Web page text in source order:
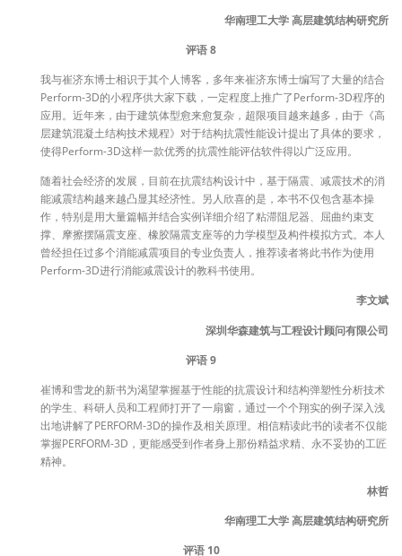
华南理工大学 高层建筑结构研究所
评语 8
我与崔济东博士相识于其个人博客，多年来崔济东博士编写了大量的结合
Perform-3D的小程序供大家下载，一定程度上推广了Perform-3D程序的
应用。近年来，由于建筑体型愈来愈复杂，超限项目越来越多，由于《高
层建筑混凝土结构技术规程》对于结构抗震性能设计提出了具体的要求，
使得Perform-3D这样一款优秀的抗震性能评估软件得以广泛应用。
随着社会经济的发展，目前在抗震结构设计中，基于隔震、减震技术的消
能减震结构越来越凸显其经济性。另人欣喜的是，本书不仅包含基本操
作，特别是用大量篇幅并结合实例详细介绍了粘滞阻尼器、屈曲约束支
撑、摩擦摆隔震支座、橡胶隔震支座等的力学模型及构件模拟方式。本人
曾经担任过多个消能减震项目的专业负责人，推荐读者将此书作为使用
Perform-3D进行消能减震设计的教科书使用。
李文斌
深圳华森建筑与工程设计顾问有限公司
评语 9
崔博和雪龙的新书为渴望掌握基于性能的抗震设计和结构弹塑性分析技术
的学生、科研人员和工程师打开了一扇窗，通过一个个翔实的例子深入浅
出地讲解了PERFORM-3D的操作及相关原理。相信精读此书的读者不仅能
掌握PERFORM-3D，更能感受到作者身上那份精益求精、永不妥协的工匠
精神。
林哲
华南理工大学 高层建筑结构研究所
评语 10